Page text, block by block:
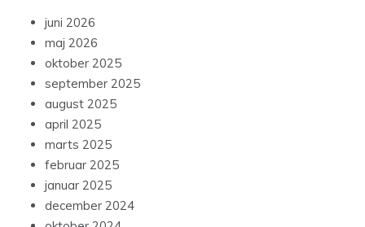
juni 2026
maj 2026
oktober 2025
september 2025
august 2025
april 2025
marts 2025
februar 2025
januar 2025
december 2024